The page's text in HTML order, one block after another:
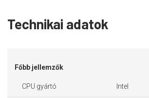
Technikai adatok
Főbb jellemzők
CPU gyártó Intel